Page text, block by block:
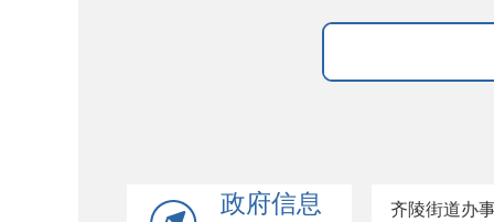
政府信息
齐陵街道办